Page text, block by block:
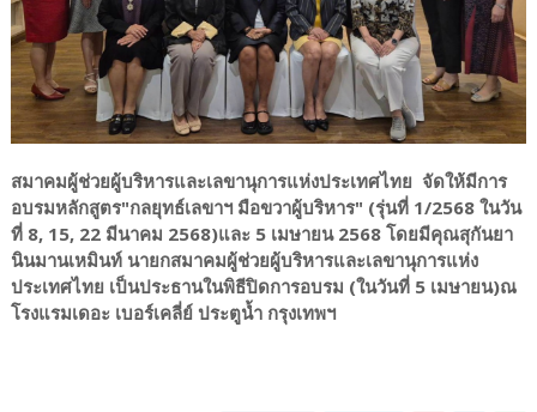
สมาคมผู้ช่วยผู้บริหารและเลขานุการแห่งประเทศไทย จัดให้มีการ
อบรมหลักสูตร"กลยุทธ์เลขาฯ มือขวาผู้บริหาร" (รุ่นที่ 1/2568 ในวัน
ที่ 8, 15, 22 มีนาคม 2568)และ 5 เมษายน 2568 โดยมีคุณสุกันยา
นินมานเหมินท์ นายกสมาคมผู้ช่วยผู้บริหารและเลขานุการแห่ง
ประเทศไทย เป็นประธานในพิธีปิดการอบรม (ในวันที่ 5 เมษายน)ณ
โรงแรมเดอะ เบอร์เคลี่ย์ ประตูน้ำ กรุงเทพฯ